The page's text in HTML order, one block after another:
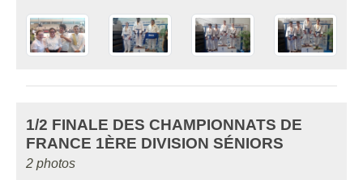
1/2 FINALE DES CHAMPIONNATS DE
FRANCE 1ÈRE DIVISION SÉNIORS
2 photos